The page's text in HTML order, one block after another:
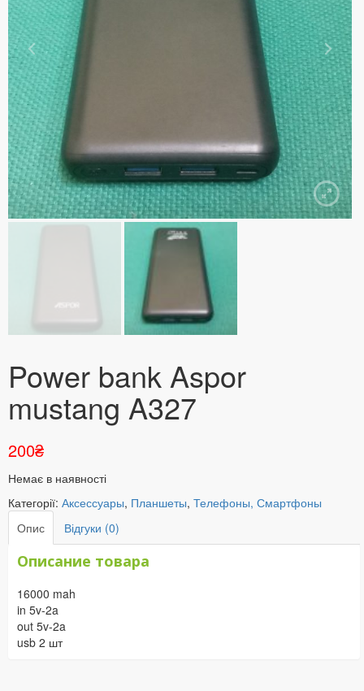
Power bank Aspor
mustang A327
200₴
Немає в наявності
Категорії: Аксессуары, Планшеты, Телефоны, Смартфоны
Опис
Відгуки (0)
Описание товара
16000 mah
in 5v-2a
out 5v-2a
usb 2 шт